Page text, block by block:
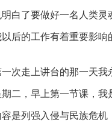
白了要做好一名人类
后的工作有着重要影响
次走上讲台的那一天
二，早上第一节课，
是列强入侵与民族危